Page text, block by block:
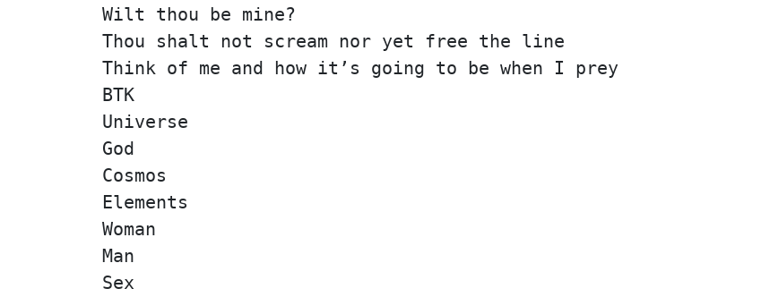
Wilt thou be mine?
Thou shalt not scream nor yet free the line
Think of me and how it’s going to be when I prey
BTK
Universe
God
Cosmos
Elements
Woman
Man
Sex